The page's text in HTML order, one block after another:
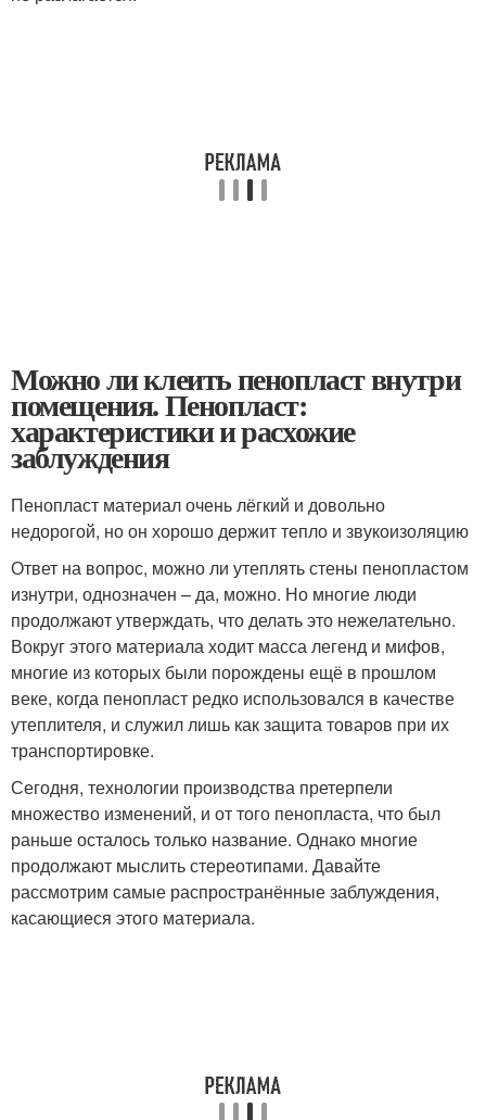
Можно ли клеить пенопласт внутри
помещения. Пенопласт:
характеристики и расхожие
заблуждения
Пенопласт материал очень лёгкий и довольно
недорогой, но он хорошо держит тепло и звукоизоляцию
Ответ на вопрос, можно ли утеплять стены пенопластом
изнутри, однозначен – да, можно. Но многие люди
продолжают утверждать, что делать это нежелательно.
Вокруг этого материала ходит масса легенд и мифов,
многие из которых были порождены ещё в прошлом
веке, когда пенопласт редко использовался в качестве
утеплителя, и служил лишь как защита товаров при их
транспортировке.
Сегодня, технологии производства претерпели
множество изменений, и от того пенопласта, что был
раньше осталось только название. Однако многие
продолжают мыслить стереотипами. Давайте
рассмотрим самые распространённые заблуждения,
касающиеся этого материала.